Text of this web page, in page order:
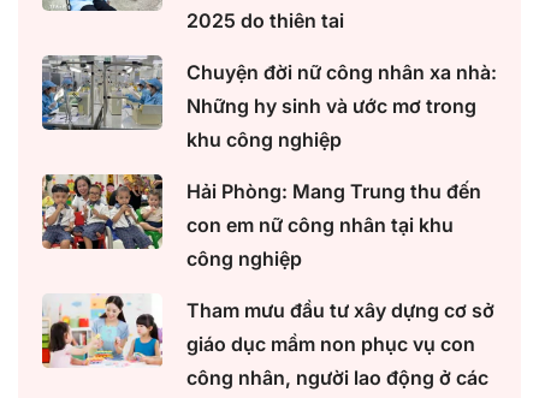
2025 do thiên tai
Chuyện đời nữ công nhân xa nhà:
Những hy sinh và ước mơ trong
khu công nghiệp
Hải Phòng: Mang Trung thu đến
con em nữ công nhân tại khu
công nghiệp
Tham mưu đầu tư xây dựng cơ sở
giáo dục mầm non phục vụ con
công nhân, người lao động ở các